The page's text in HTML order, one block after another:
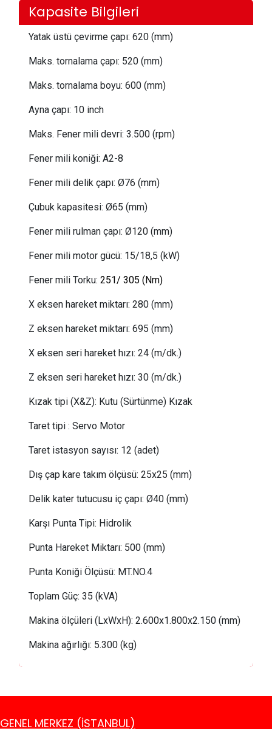
Kapasite Bilgileri
Yatak üstü çevirme çapı: 620 (mm)
Maks. tornalama çapı: 520 (mm)
Maks. tornalama boyu: 600 (mm)
Ayna çapı: 10 inch
Maks. Fener mili devri: 3.500 (rpm)
Fener mili koniği: A2-8
Fener mili delik çapı: Ø76 (mm)
Çubuk kapasitesi: Ø65 (mm)
Fener mili rulman çapı: Ø120 (mm)
Fener mili motor gücü: 15/18,5 (kW)
Fener mili Torku: 251/ 305 (Nm)
X eksen hareket miktarı: 280 (mm)
Z eksen hareket miktarı: 695 (mm)
X eksen seri hareket hızı: 24 (m/dk.)
Z eksen seri hareket hızı: 30 (m/dk.)
Kızak tipi (X&Z): Kutu (Sürtünme) Kızak
Taret tipi : Servo Motor
Taret istasyon sayısı: 12 (adet)
Dış çap kare takım ölçüsü: 25x25 (mm)
Delik kater tutucusu iç çapı: Ø40 (mm)
Karşı Punta Tipi: Hidrolik
Punta Hareket Miktarı: 500 (mm)
Punta Koniği Ölçüsü: MT.NO.4
Toplam Güç: 35 (kVA)
Makina ölçüleri (LxWxH): 2.600x1.800x2.150 (mm)
Makina ağırlığı: 5.300 (kg)
GENEL MERKEZ (İSTANBUL)